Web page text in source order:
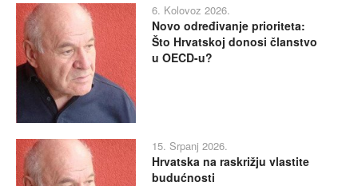
6. Kolovoz 2026.
Novo određivanje prioriteta:
Što Hrvatskoj donosi članstvo
u OECD-u?
15. Srpanj 2026.
Hrvatska na raskrižju vlastite
budućnosti